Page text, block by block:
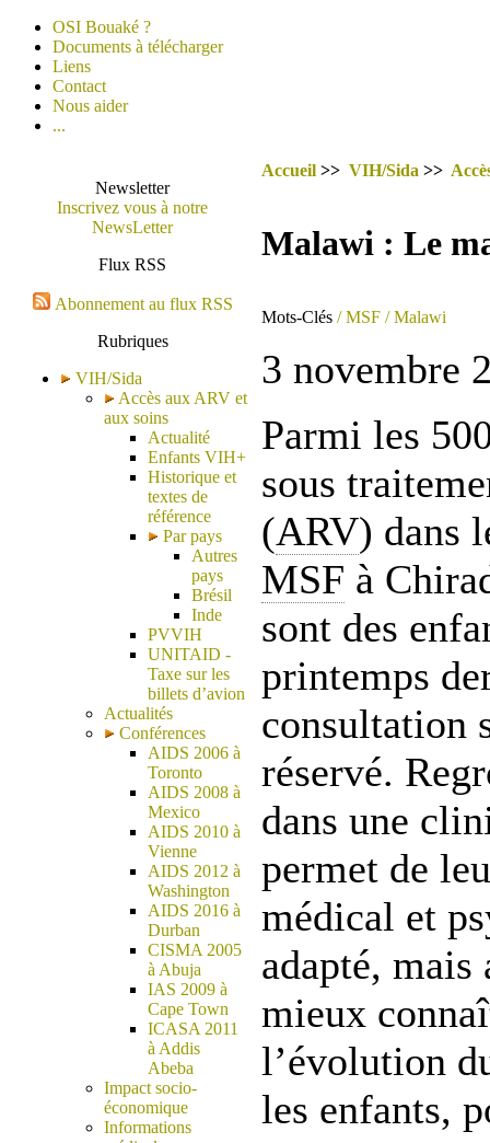
OSI Bouaké ?
Documents à télécharger
Liens
Contact
Nous aider
...
Newsletter
Inscrivez vous à notre
NewsLetter
Flux RSS
Abonnement au flux RSS
Rubriques
VIH/Sida
Accès aux ARV et
aux soins
Actualité
Enfants VIH+
Historique et
textes de
référence
Par pays
Autres
pays
Brésil
Inde
PVVIH
UNITAID -
Taxe sur les
billets d’avion
Actualités
Conférences
AIDS 2006 à
Toronto
AIDS 2008 à
Mexico
AIDS 2010 à
Vienne
AIDS 2012 à
Washington
AIDS 2016 à
Durban
CISMA 2005
à Abuja
IAS 2009 à
Cape Town
ICASA 2011
à Addis
Abeba
Impact socio-
économique
Informations
Accueil >> VIH/Sida >>
Malawi : Le
Mots-Clés / MSF / Malawi
3 novembre
Parmi les
sous
(ARV) dans
MSF à
sont des
printemps
consultation
réservé.
dans une
permet de
médical et
adapté, mais
mieux
l’évolution
les enfants,